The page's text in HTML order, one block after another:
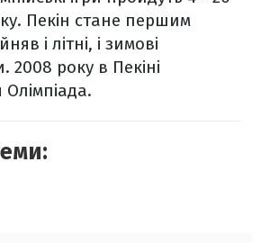
Пекін стане першим
і літні, і зимові
2008 року в Пекіні
Олімпіада.